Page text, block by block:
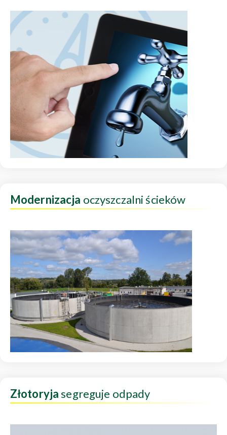
Modernizacja oczyszczalni ścieków
Złotoryjasegreguje odpady